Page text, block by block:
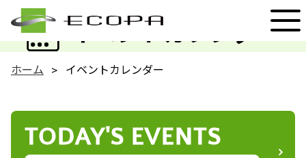
イベントカレンダー
EVENT
ホーム イベントカレンダー
TODAY'S EVENTS